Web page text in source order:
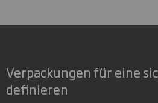
Verpackungen für eine
definieren